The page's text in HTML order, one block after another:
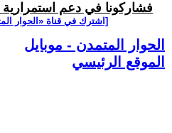
فشاركونا في دعم استمرارية
[اشترك في قناة ‫«الحوار
الحوار المتمدن - موبايل
الموقع الرئيسي